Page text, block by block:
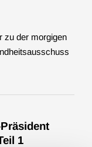
zu der morgigen
1